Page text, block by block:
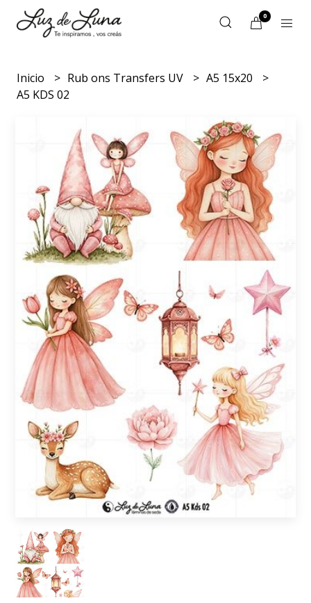
0
Inicio Rub ons Transfers UV
A5 15x20
A5 KDS 02